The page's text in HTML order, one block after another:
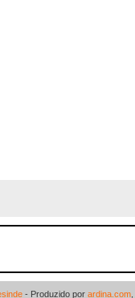
- Produzido por ardina.com